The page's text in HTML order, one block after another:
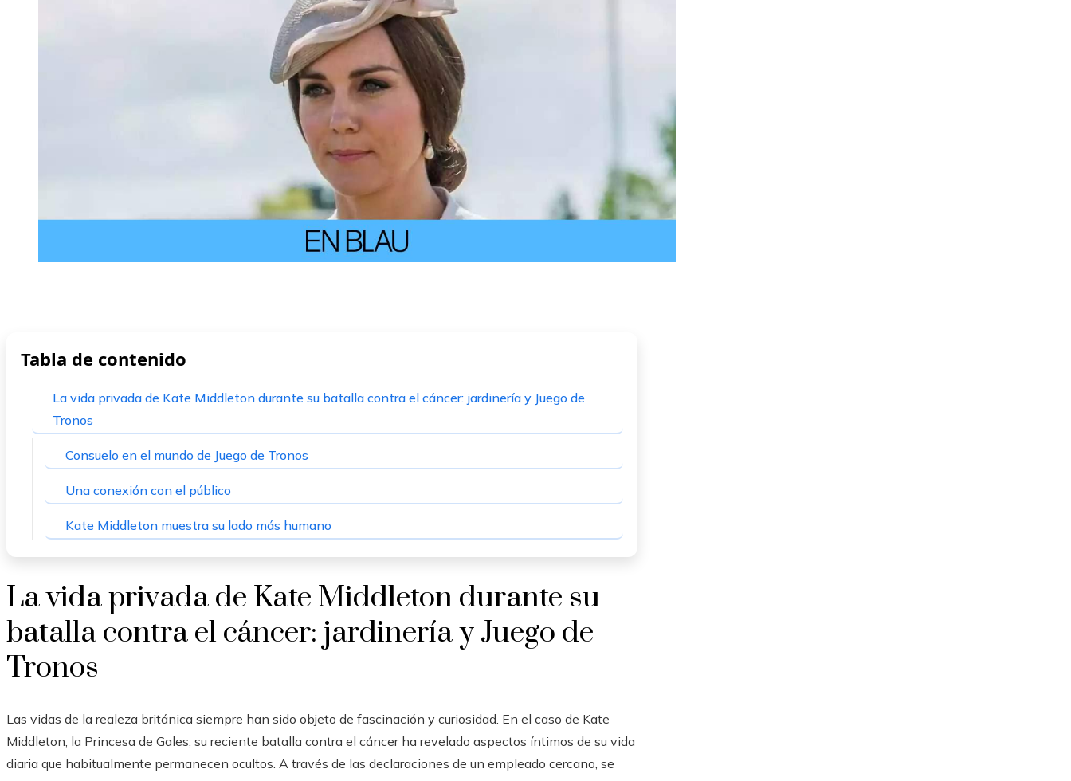
Tabla de contenido
La vida privada de Kate Middleton durante su batalla contra el cáncer: jardinería y Juego de
Tronos
Consuelo en el mundo de Juego de Tronos
Una conexión con el público
Kate Middleton muestra su lado más humano
La vida privada de Kate Middleton durante su
batalla contra el cáncer: jardinería y Juego de
Tronos
Las vidas de la realeza británica siempre han sido objeto de fascinación y curiosidad. En el caso de Kate
Middleton, la Princesa de Gales, su reciente batalla contra el cáncer ha revelado aspectos íntimos de su vida
diaria que habitualmente permanecen ocultos. A través de las declaraciones de un empleado cercano, se